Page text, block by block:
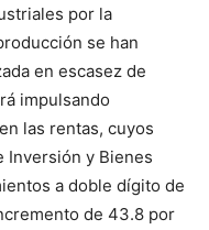
por la
se han
en escasez de
impulsando
las rentas, cuyos
Inversión y Bienes
a doble dígito de
de 43.8 por